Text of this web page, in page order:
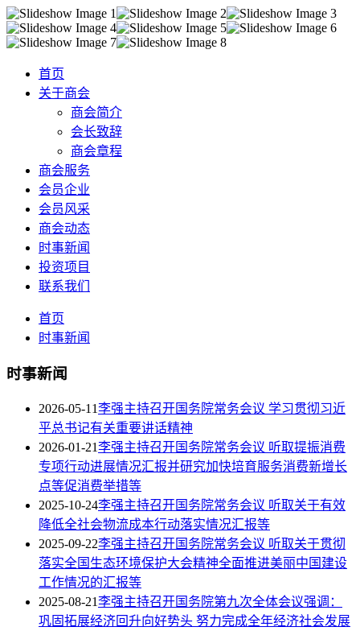
首页
关于商会
商会简介
会长致辞
商会章程
商会服务
会员企业
会员风采
商会动态
时事新闻
投资项目
联系我们
首页
时事新闻
时事新闻
2026-05-11李强主持召开国务院常务会议 学习贯彻习近
平总书记有关重要讲话精神
2026-01-21李强主持召开国务院常务会议 听取提振消费
专项行动进展情况汇报并研究加快培育服务消费新增长
点等促消费举措等
2025-10-24李强主持召开国务院常务会议 听取关于有效
降低全社会物流成本行动落实情况汇报等
2025-09-22李强主持召开国务院常务会议 听取关于贯彻
落实全国生态环境保护大会精神全面推进美丽中国建设
工作情况的汇报等
2025-08-21李强主持召开国务院第九次全体会议强调：
巩固拓展经济回升向好势头 努力完成全年经济社会发展